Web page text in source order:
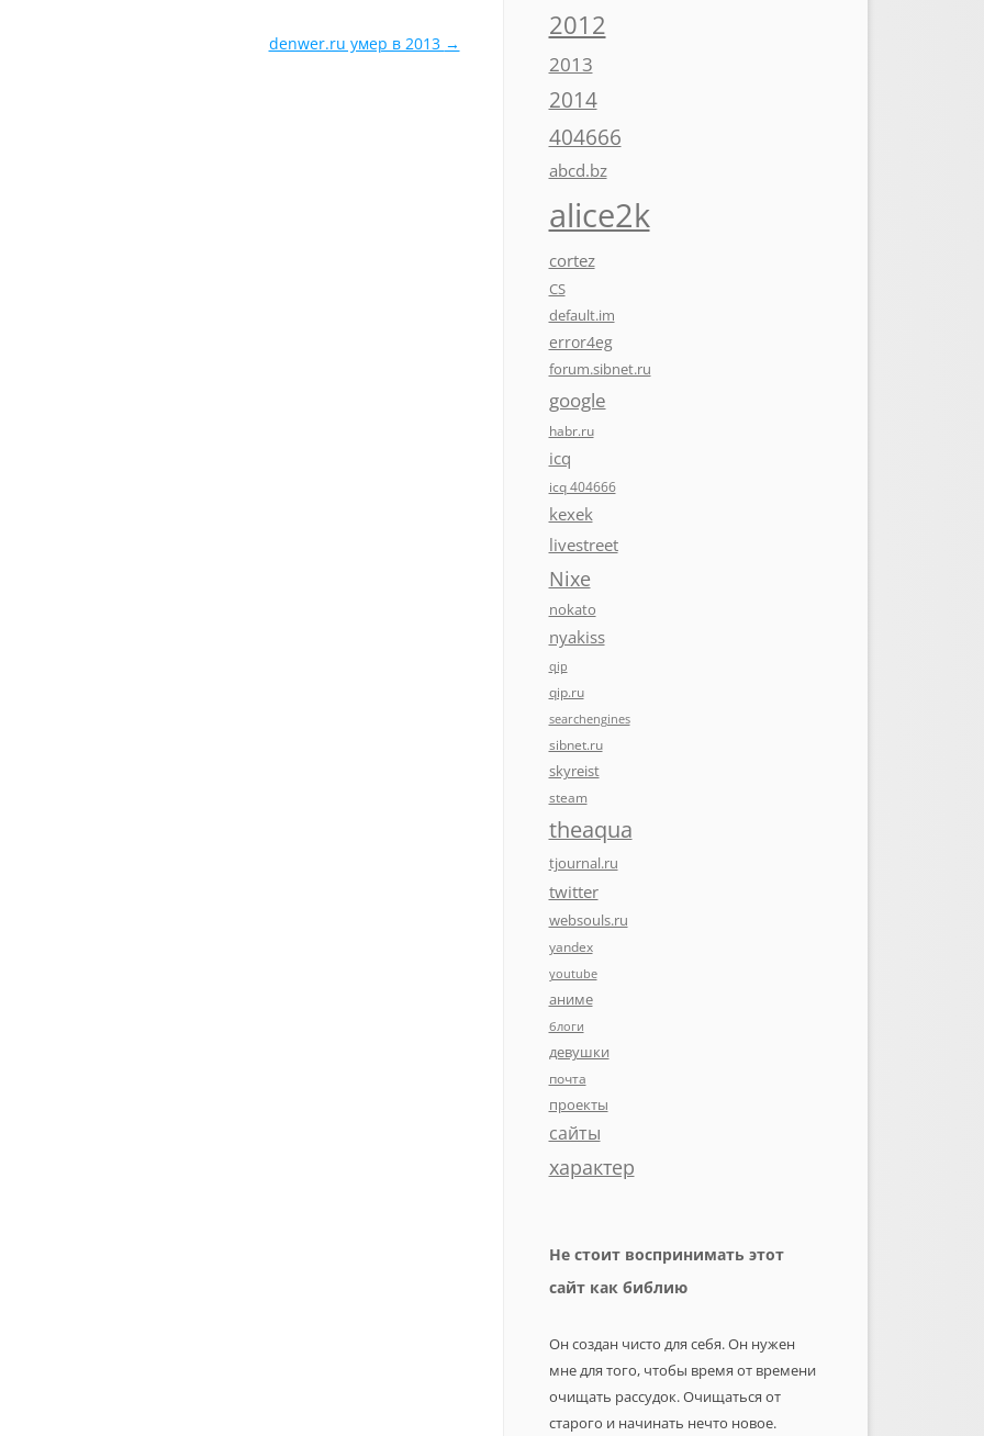
denwer.ru умер в 2013 →
2012
2013
2014
404666
abcd.bz
alice2k
cortez
CS
default.im
error4eg
forum.sibnet.ru
google
habr.ru
icq
icq 404666
kexek
livestreet
Nixe
nokato
nyakiss
qip
qip.ru
searchengines
sibnet.ru
skyreist
steam
theaqua
tjournal.ru
twitter
websouls.ru
yandex
youtube
аниме
блоги
девушки
почта
проекты
сайты
характер
Не стоит воспринимать этот
сайт как библию
Он создан чисто для себя. Он нужен
мне для того, чтобы время от времени
очищать рассудок. Очищаться от
старого и начинать нечто новое.